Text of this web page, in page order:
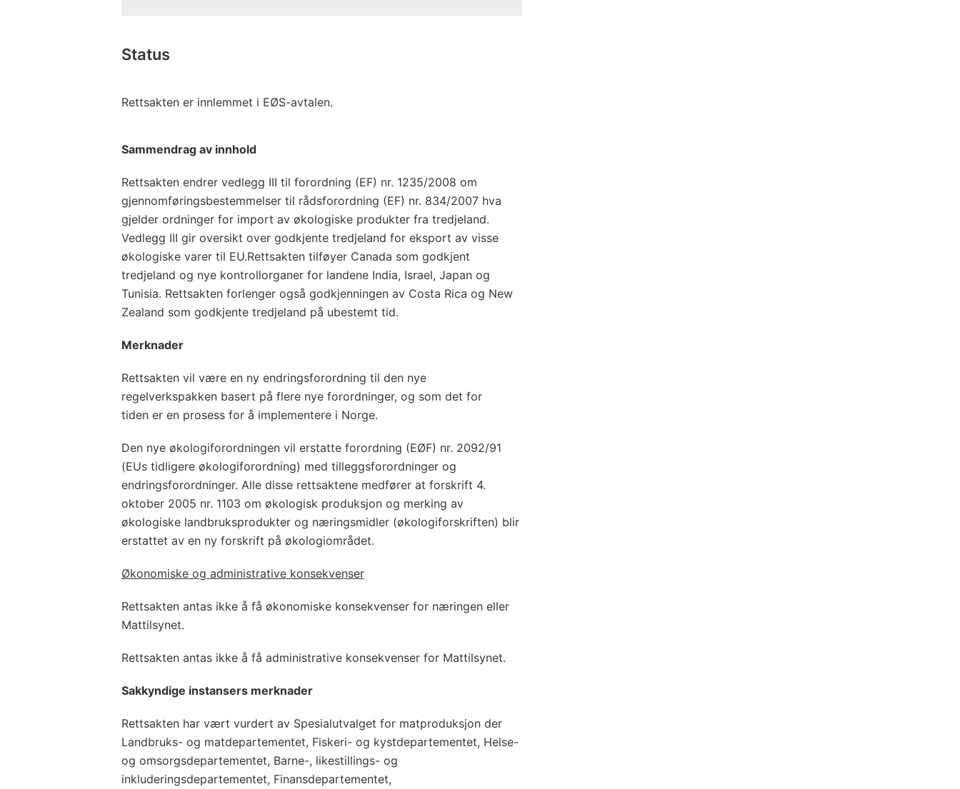
Status
Rettsakten er innlemmet i EØS-avtalen.
Sammendrag av innhold
Rettsakten endrer vedlegg III til forordning (EF) nr. 1235/2008 om
gjennomføringsbestemmelser til rådsforordning (EF) nr. 834/2007 hva
gjelder ordninger for import av økologiske produkter fra tredjeland.
Vedlegg III gir oversikt over godkjente tredjeland for eksport av visse
økologiske varer til EU.Rettsakten tilføyer Canada som godkjent
tredjeland og nye kontrollorganer for landene India, Israel, Japan og
Tunisia. Rettsakten forlenger også godkjenningen av Costa Rica og New
Zealand som godkjente tredjeland på ubestemt tid.
Merknader
Rettsakten vil være en ny endringsforordning til den nye
regelverkspakken basert på flere nye forordninger, og som det for
tiden er en prosess for å implementere i Norge.
Den nye økologiforordningen vil erstatte forordning (EØF) nr. 2092/91
(EUs tidligere økologiforordning) med tilleggsforordninger og
endringsforordninger. Alle disse rettsaktene medfører at forskrift 4.
oktober 2005 nr. 1103 om økologisk produksjon og merking av
økologiske landbruksprodukter og næringsmidler (økologiforskriften) blir
erstattet av en ny forskrift på økologiområdet.
Økonomiske og administrative konsekvenser
Rettsakten antas ikke å få økonomiske konsekvenser for næringen eller
Mattilsynet.
Rettsakten antas ikke å få administrative konsekvenser for Mattilsynet.
Sakkyndige instansers merknader
Rettsakten har vært vurdert av Spesialutvalget for matproduksjon der
Landbruks- og matdepartementet, Fiskeri- og kystdepartementet, Helse-
og omsorgsdepartementet, Barne-, likestillings- og
inkluderingsdepartementet, Finansdepartementet,